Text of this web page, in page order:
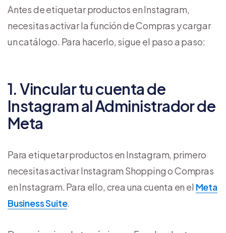
Antes de etiquetar productos en Instagram,
necesitas activar la función de Compras y cargar
un catálogo. Para hacerlo, sigue el paso a paso:
1. Vincular tu cuenta de
Instagram al Administrador de
Meta
Para etiquetar productos en Instagram, primero
necesitas activar Instagram Shopping o Compras
en Instagram. Para ello, crea una cuenta en el Meta
Business Suite.